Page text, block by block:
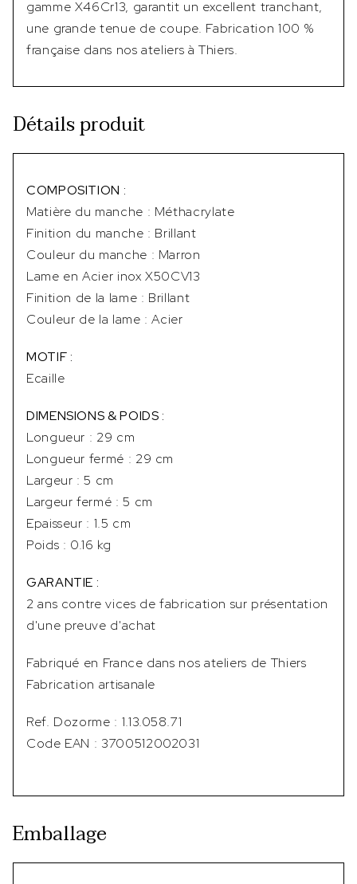
gamme X46Cr13, garantit un excellent tranchant,
une grande tenue de coupe. Fabrication 100 %
française dans nos ateliers à Thiers.
Détails produit
COMPOSITION :
Matière du manche : Méthacrylate
Finition du manche : Brillant
Couleur du manche : Marron
Lame en Acier inox X50CV13
Finition de la lame : Brillant
Couleur de la lame : Acier
MOTIF :
Ecaille
DIMENSIONS & POIDS :
Longueur : 29 cm
Longueur fermé : 29 cm
Largeur : 5 cm
Largeur fermé : 5 cm
Epaisseur : 1.5 cm
Poids : 0.16 kg
GARANTIE :
2 ans contre vices de fabrication sur présentation
d'une preuve d'achat
Fabriqué en France dans nos ateliers de Thiers
Fabrication artisanale
Ref. Dozorme : 1.13.058.71
Code EAN : 3700512002031
Emballage